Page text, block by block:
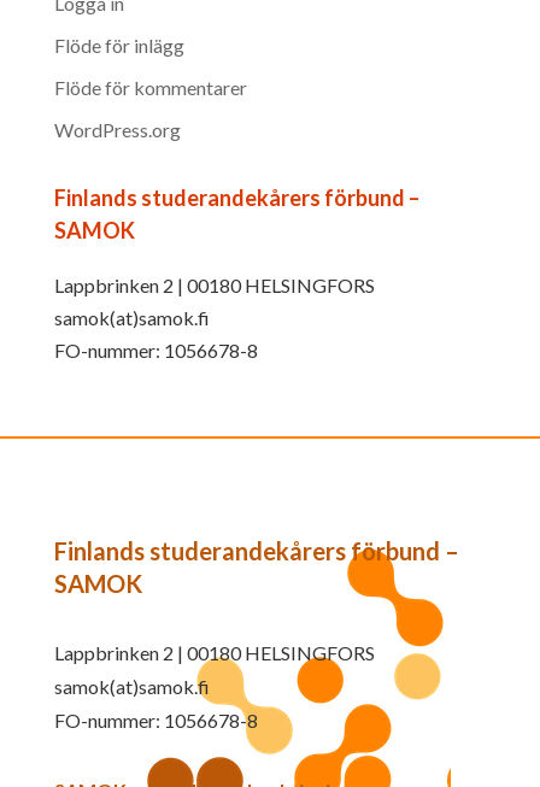
Flöde för inlägg
Flöde för kommentarer
WordPress.org
Finlands studerandekårers förbund –
SAMOK
Lappbrinken 2 | 00180 HELSINGFORS
samok(at)samok.fi
FO-nummer: 1056678-8
Finlands studerandekårers förbund –
SAMOK
Lappbrinken 2 | 00180 HELSINGFORS
samok(at)samok.fi
FO-nummer: 1056678-8